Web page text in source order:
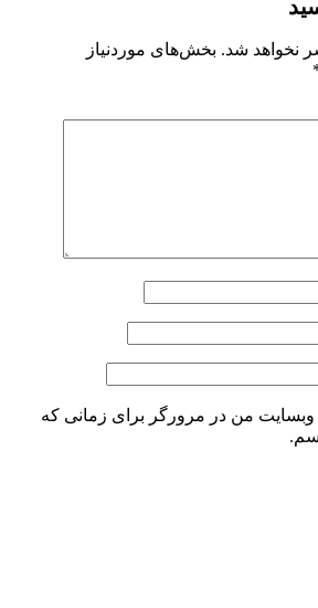
نخواهد شد. بخش‌های موردنیاز
وبسایت من در مرورگر برای زمانی که